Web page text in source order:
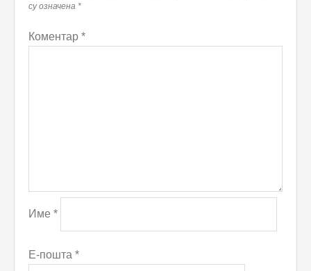
су означена *
Коментар *
Име *
Е-пошта *